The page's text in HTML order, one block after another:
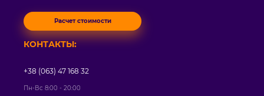
Расчет стоимости
КОНТАКТЫ:
+38 (063) 47 168 32
Пн-Вс 8:00 - 20:00